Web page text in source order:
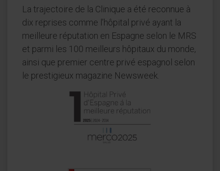
La trajectoire de la Clinique a été reconnue à
dix reprises comme l’hôpital privé ayant la
meilleure réputation en Espagne selon le MRS
et parmi les 100 meilleurs hôpitaux du monde,
ainsi que premier centre privé espagnol selon
le prestigieux magazine Newsweek.